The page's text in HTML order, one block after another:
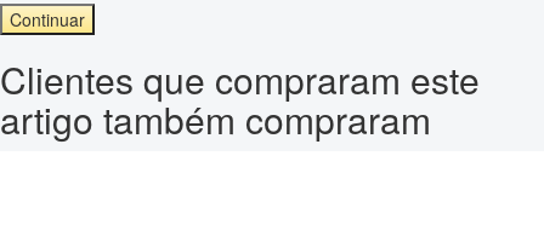
Continuar
Clientes que compraram este
artigo também compraram